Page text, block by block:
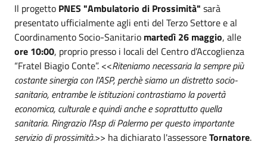
Il progetto PNES "Ambulatorio di Prossimità" sarà
presentato ufficialmente agli enti del Terzo Settore e al
Coordinamento Socio-Sanitario martedì 26 maggio, alle
ore 10:00, proprio presso i locali del Centro d’Accoglienza
“Fratel Biagio Conte”. <<Riteniamo necessaria la sempre più
costante sinergia con l'ASP, perchè siamo un distretto socio-
sanitario, entrambe le istituzioni contrastiamo la povertà
economica, culturale e quindi anche e soprattutto quella
sanitaria. Ringrazio l'Asp di Palermo per questo importante
servizio di prossimità.>> ha dichiarato l'assessoreTornatore.